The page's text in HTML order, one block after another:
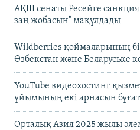
АҚШ сенаты Ресейге
заң жобасын" мақұлдады
Wildberries қоймаларының
Өзбекстан және Беларуське
YouTube видеохостинг
ұйымының екі арнасын
Орталық Азия 2025 жылы